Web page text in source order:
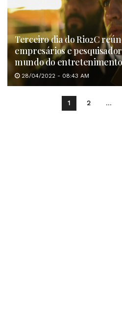
Terceiro dia do Rio2C
empresários e
mundo do entretenimento
28/04/2022 - 08:43 AM
1 2 …